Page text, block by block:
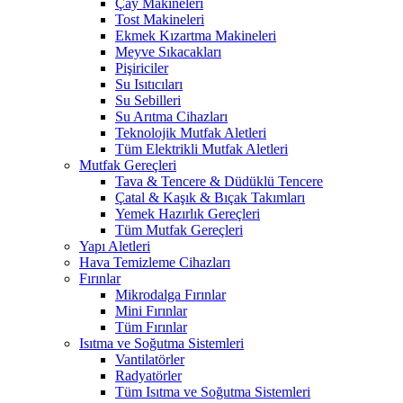
Çay Makineleri
Tost Makineleri
Ekmek Kızartma Makineleri
Meyve Sıkacakları
Pişiriciler
Su Isıtıcıları
Su Sebilleri
Su Arıtma Cihazları
Teknolojik Mutfak Aletleri
Tüm Elektrikli Mutfak Aletleri
Mutfak Gereçleri
Tava & Tencere & Düdüklü Tencere
Çatal & Kaşık & Bıçak Takımları
Yemek Hazırlık Gereçleri
Tüm Mutfak Gereçleri
Yapı Aletleri
Hava Temizleme Cihazları
Fırınlar
Mikrodalga Fırınlar
Mini Fırınlar
Tüm Fırınlar
Isıtma ve Soğutma Sistemleri
Vantilatörler
Radyatörler
Tüm Isıtma ve Soğutma Sistemleri